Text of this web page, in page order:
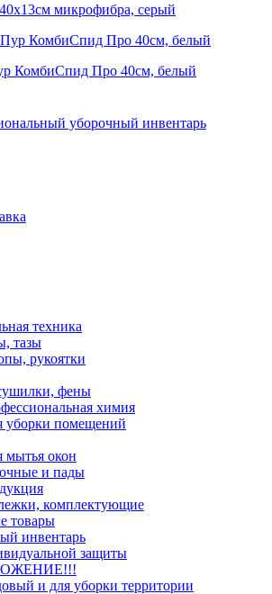
микрофибра, серый
КомбиСпид Про 40см, белый
уборочный инвентарь
техника
тазы
рукоятки
фены
химия
уборки помещений
мытья окон
и пады
комплектующие
товары
инвентарь
защиты
и для уборки территории